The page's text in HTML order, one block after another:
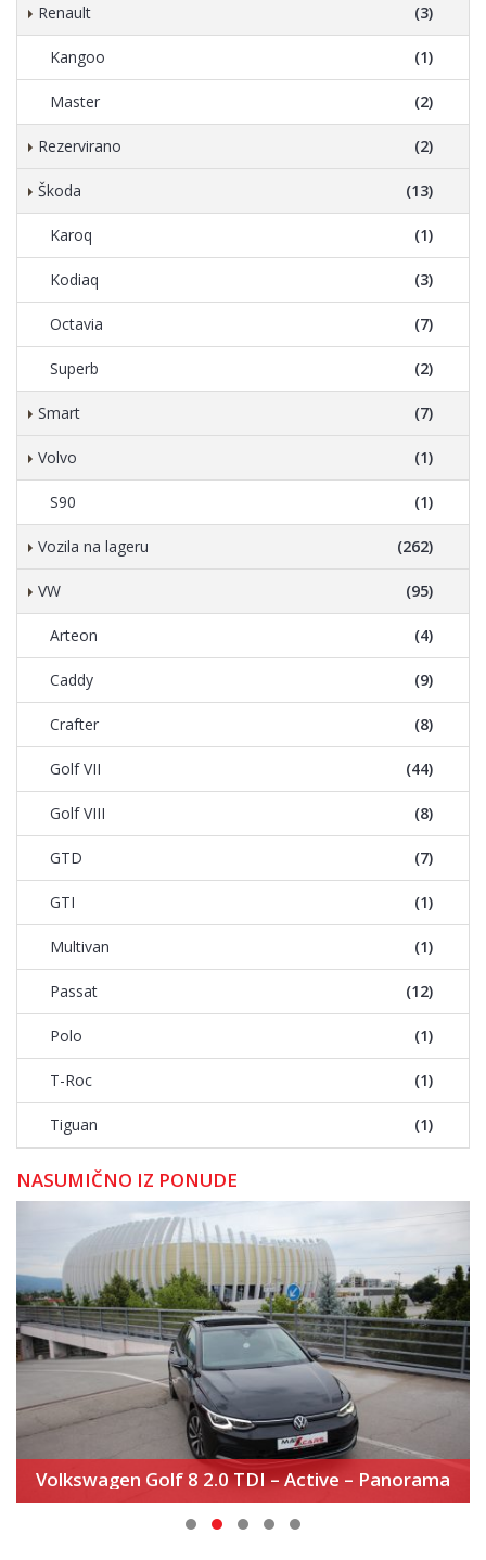
Renault (3)
Kangoo (1)
Master (2)
Rezervirano (2)
Škoda (13)
Karoq (1)
Kodiaq (3)
Octavia (7)
Superb (2)
Smart (7)
Volvo (1)
S90 (1)
Vozila na lageru (262)
VW (95)
Arteon (4)
Caddy (9)
Crafter (8)
Golf VII (44)
Golf VIII (8)
GTD (7)
GTI (1)
Multivan (1)
Passat (12)
Polo (1)
T-Roc (1)
Tiguan (1)
NASUMIČNO IZ PONUDE
Volkswagen Golf 8 2.0 TDI – Active – Panorama